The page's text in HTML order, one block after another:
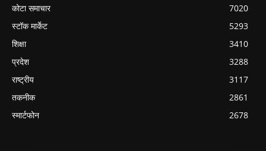
कोटा समाचार
7020
स्टॉक मार्केट
5293
शिक्षा
3410
प्रदेश
3288
राष्ट्रीय
3117
तकनीक
2861
स्मार्टफोन
2678